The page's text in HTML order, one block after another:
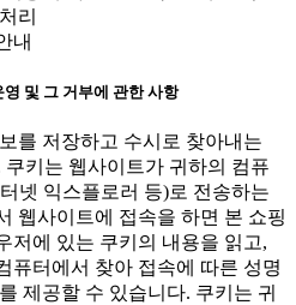
리
내
및 그 거부에 관한 사항
를 저장하고 수시로 찾아내는
키는 웹사이트가 귀하의 컴퓨
넷 익스플로러 등)로 전송하는
웹사이트에 접속을 하면 본 쇼핑
저에 있는 쿠키의 내용을 읽고,
퓨터에서 찾아 접속에 따른 성명
제공할 수 있습니다. 쿠키는 귀